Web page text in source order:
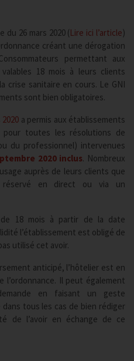
du 26 mars 2020 (Lire ici l’article)
créant une dérogation
permettant aux
18 mois à leurs clients
crise sanitaire en cours. Le GNI
sont bien obligatoires.
a permis aux établissements
pour toutes les résolutions de
du professionnel) intervenues
2020 inclus. Nombreux
auprès de leurs clients que
réservé en direct ou via un
18 mois à partir de la date
l’établissement est obligé de
utilisé cet avoir.
anticipé, l’hôtelier est en
Il peut également
en faisant un geste
dans tous les cas de bien rédiger
de l’avoir en échange de ce